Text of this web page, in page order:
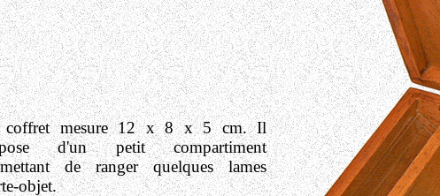
coffret mesure 12 x 8 x 5 cm. Il
d'un petit compartiment
de ranger quelques lames
objet.